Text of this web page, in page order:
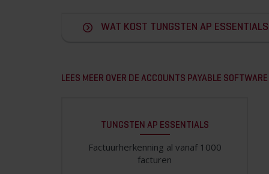
WAT KOST TUNGSTEN AP
LEES MEER OVER DE ACCOUNTS PAYABLE SOFTWARE
TUNGSTEN AP ESSENTIALS
Factuurherkenning al vanaf 1000
facturen